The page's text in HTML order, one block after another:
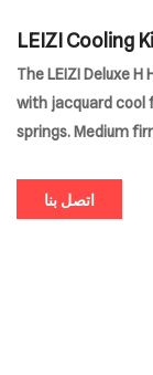
LEIZI Cooling
s
The LEIZI Deluxe
with jacquard cool
springs. Medium
or apartment use.
اتصل بنا